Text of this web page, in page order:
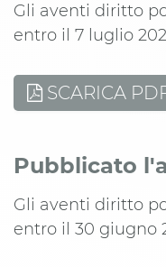
Gli aventi diritto
entro il 7 luglio
SCARICA
Pubblicato
Gli aventi diritto
entro il 30 giugno